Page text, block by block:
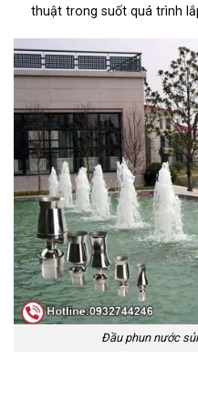
thuật trong suốt quá trình
Đầu phun nước